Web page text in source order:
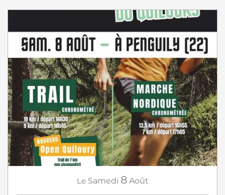
Le Samedi 8 Août